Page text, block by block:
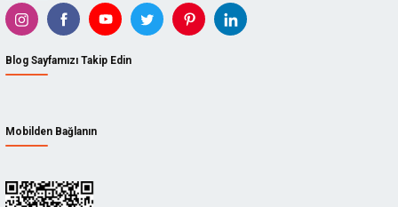
Blog Sayfamızı Takip Edin
Mobilden Bağlanın